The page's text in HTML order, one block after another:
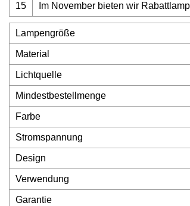
15 Im November bieten wir
Lampengröße
Material
Lichtquelle
Mindestbestellmenge
Farbe
Stromspannung
Design
Verwendung
Garantie